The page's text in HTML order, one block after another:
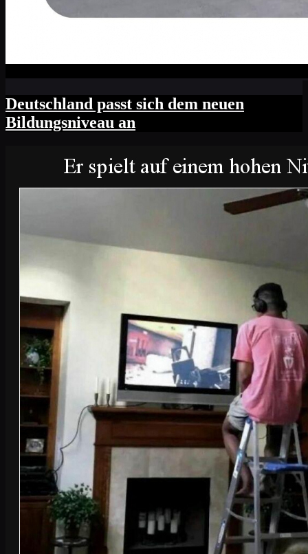
Deutschland passt sich dem neuen
Bildungsniveau an